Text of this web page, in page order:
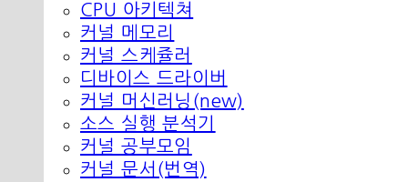
CPU 아키텍쳐
커널 메모리
커널 스케쥴러
디바이스 드라이버
커널 머신러닝(new)
소스 실행 분석기
커널 공부모임
커널 문서(번역)